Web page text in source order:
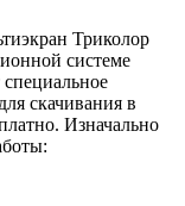
Триколор
системе
скачивания в
Изначально